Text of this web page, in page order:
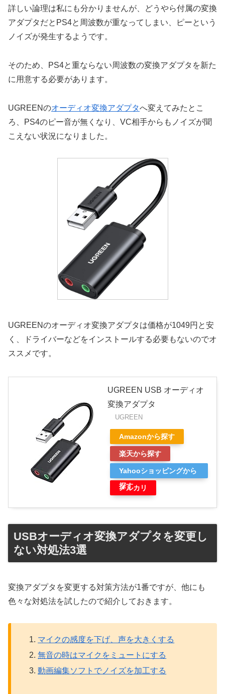
詳しい論理は私にも分かりませんが、どうやら付属の変換
アダプタだとPS4と周波数が重なってしまい、ピーという
ノイズが発生するようです。
そのため、PS4と重ならない周波数の変換アダプタを新た
に用意する必要があります。
UGREENのオーディオ変換アダプタへ変えてみたとこ
ろ、PS4のピー音が無くなり、VC相手からもノイズが聞
こえない状況になりました。
UGREENのオーディオ変換アダプタは価格が1049円と安
く、ドライバーなどをインストールする必要もないのでオ
ススメです。
UGREEN USB オーディオ
変換アダプタ
UGREEN
Amazonから探す
楽天から探す
Yahooショッピングから
探す
メルカリ
USBオーディオ変換アダプタを変更し
ない対処法3選
変換アダプタを変更する対策方法が1番ですが、他にも
色々な対処法を試したので紹介しておきます。
マイクの感度を下げ、声を大きくする
無音の時はマイクをミュートにする
動画編集ソフトでノイズを加工する